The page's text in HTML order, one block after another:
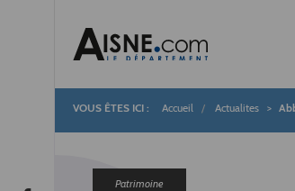
Fil
d'Ariane
Accueil Actualites
Patrimoine